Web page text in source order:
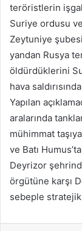
teröristlerin
Suriye ordusu
Zeytuniye
yandan Rusya
öldürdüklerini
hava
Yapılan
aralarında
mühimmat
ve Batı
Deyrizor
örgütüne karşı
sebeple